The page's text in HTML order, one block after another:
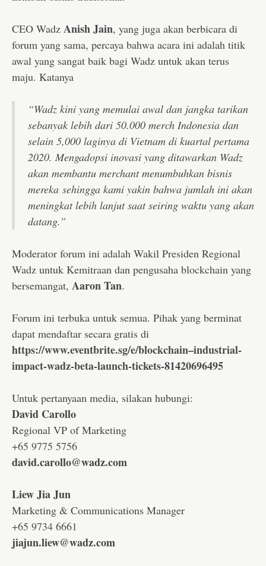
CEO Wadz Anish Jain, yang juga akan berbicara di
forum yang sama, percaya bahwa acara ini adalah titik
awal yang sangat baik bagi Wadz untuk akan terus
maju. Katanya
“Wadz kini yang memulai awal dan jangka tarikan
sebanyak lebih dari 50.000 merch Indonesia dan
selain 5,000 laginya di Vietnam di kuartal pertama
2020. Mengadopsi inovasi yang ditawarkan Wadz
akan membantu merchant menumbuhkan bisnis
mereka sehingga kami yakin bahwa jumlah ini akan
meningkat lebih lanjut saat seiring waktu yang akan
datang.”
Moderator forum ini adalah Wakil Presiden Regional
Wadz untuk Kemitraan dan pengusaha blockchain yang
bersemangat, Aaron Tan.
Forum ini terbuka untuk semua. Pihak yang berminat
dapat mendaftar secara gratis di
https://www.eventbrite.sg/e/blockchain–industrial-
impact-wadz-beta-launch-tickets-81420696495
Untuk pertanyaan media, silakan hubungi:
David Carollo
Regional VP of Marketing
+65 9775 5756
david.carollo@wadz.com
Liew Jia Jun
Marketing & Communications Manager
+65 9734 6661
jiajun.liew@wadz.com